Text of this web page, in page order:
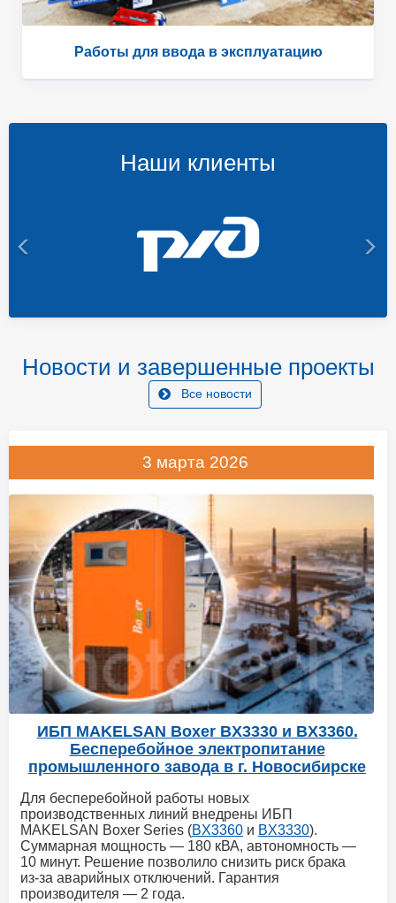
Работы для ввода в эксплуатацию
Наши клиенты
Новости и завершенные проекты
Все новости
3 марта 2026
ИБП MAKELSAN Boxer BX3330 и BX3360.
Бесперебойное электропитание
промышленного завода в г. Новосибирске
Для бесперебойной работы новых
производственных линий внедрены ИБП
MAKELSAN Boxer Series (BX3360 и BX3330).
Суммарная мощность — 180 кВА, автономность —
10 минут. Решение позволило снизить риск брака
из‑за аварийных отключений. Гарантия
производителя — 2 года.